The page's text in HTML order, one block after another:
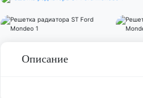
Описание